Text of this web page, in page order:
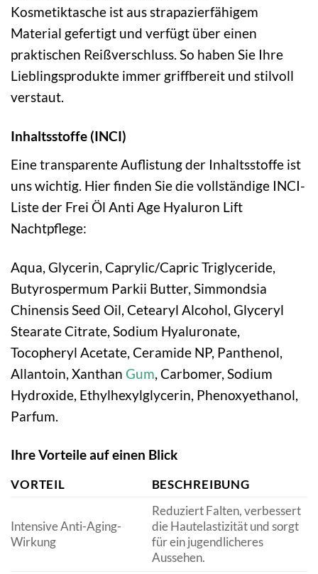
Kosmetiktasche ist aus strapazierfähigem
Material gefertigt und verfügt über einen
praktischen Reißverschluss. So haben Sie Ihre
Lieblingsprodukte immer griffbereit und stilvoll
verstaut.
Inhaltsstoffe (INCI)
Eine transparente Auflistung der Inhaltsstoffe ist
uns wichtig. Hier finden Sie die vollständige INCI-
Liste der Frei Öl Anti Age Hyaluron Lift
Nachtpflege:
Aqua, Glycerin, Caprylic/Capric Triglyceride,
Butyrospermum Parkii Butter, Simmondsia
Chinensis Seed Oil, Cetearyl Alcohol, Glyceryl
Stearate Citrate, Sodium Hyaluronate,
Tocopheryl Acetate, Ceramide NP, Panthenol,
Allantoin, Xanthan Gum , Carbomer, Sodium
Hydroxide, Ethylhexylglycerin, Phenoxyethanol,
Parfum.
Ihre Vorteile auf einen Blick
VORTEIL BESCHREIBUNG
Intensive Anti-Aging-
Wirkung
Reduziert Falten, verbessert
die Hautelastizität und sorgt
für ein jugendlicheres
Aussehen.